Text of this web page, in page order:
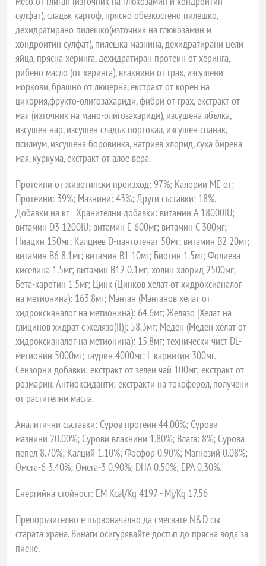
сулфат), сладък картоф, прясно обезкостено пилешко,
дехидратирано пилешко(източник на глюкозамин и
хондроитин сулфат), пилешка мазнина, дехидратирани цели
яйца, прясна херинга, дехидратиран протеин от херинга,
рибено масло (от херинга), влакнини от грах, изсушени
моркови, брашно от люцерна, екстракт от корен на
цикория,фрукто-олигозахариди, фибри от грах, екстракт от
мая (източник на мано-олигозахариди), изсушена ябълка,
изсушен нар, изсушен сладък портокал, изсушен cпанак,
псилиум, изсушена боровинка, натриев хлорид, суха бирена
мая, куркума, екстракт от алое вера.
Протеини от животински произход: 97%; Калории ME от:
Протеини: 39%; Мазнини: 43%; Други съставки: 18%.
Добавки на кг - Хранителни добавки: витамин A 18000IU;
витамин D3 1200IU; витамин E 600мг; витамин C 300мг;
Ниацин 150мг; Калциев D-пантотенат 50мг; витамин B2 20мг;
витамин B6 8.1мг; витамин B1 10мг; Биотин 1.5мг; Фолиева
киселина 1.5мг; витамин B12 0.1мг; холин хлорид 2500мг;
Бета-каротин 1.5мг; Цинк (Цинков хелат от хидроксианалог
на метионина): 163.8мг; Mанган (Манганов хелат от
хидроксианалог на метионина): 64.6мг; Желязо [Хелат на
глицинов хидрат с желязо(II)]: 58.3мг; Mеден (Меден хелат от
хидроксианалог на метионина): 15.8мг; технически чист DL-
метионин 5000мг; таурин 4000мг; L-карнитин 300мг.
Cензорни добавки: екстракт от зелен чай 100мг; екстракт от
розмарин. Антиоксиданти: екстракти на токоферол, получени
от растителни масла.
Аналитични съставки: Суров протеин 44.00%; Сурови
мазнини 20.00%; Cурови влакнини 1.80%; Влага: 8%; Cурова
пепел 8.70%; Калций 1.10%; Фосфор 0.90%; Mагнезий 0.08%;
Омега-6 3.40%; Омега-3 0.90%; DHA 0.50%; EPA 0.30%.
Енергийна стойност: EM Kcal/Kg 4197 - Mj/Kg 17,56
Препоръчително е първоначално да смесвате N&D със
старата храна. Винаги осигурявайте достъп до прясна вода за
пиене.